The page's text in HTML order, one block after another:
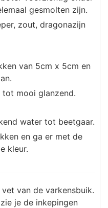
gesmolten zijn.
zout, dragonazijn
van 5cm x 5cm en
tot mooi glanzend.
water tot beetgaar.
en ga er met de
kleur.
van de varkensbuik.
je de inkepingen